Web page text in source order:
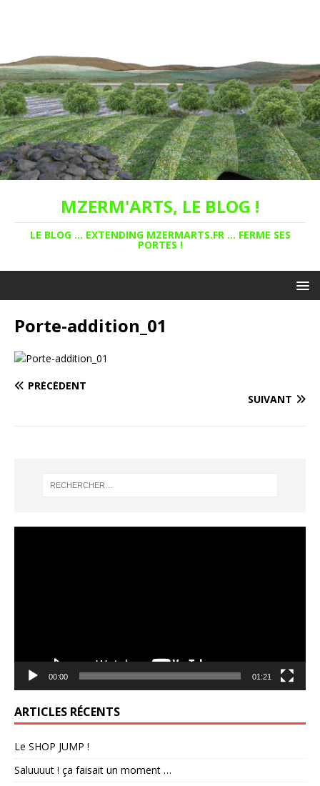
MZERM'ARTS, LE BLOG !
LE BLOG ... EXTENDING MZERMARTS.FR ... FERME SES
PORTES !
Porte-addition_01
PRÉCÉDENT
SUIVANT
00:00 01:21
ARTICLES RÉCENTS
Le SHOP JUMP !
Saluuuut ! ça faisait un moment …